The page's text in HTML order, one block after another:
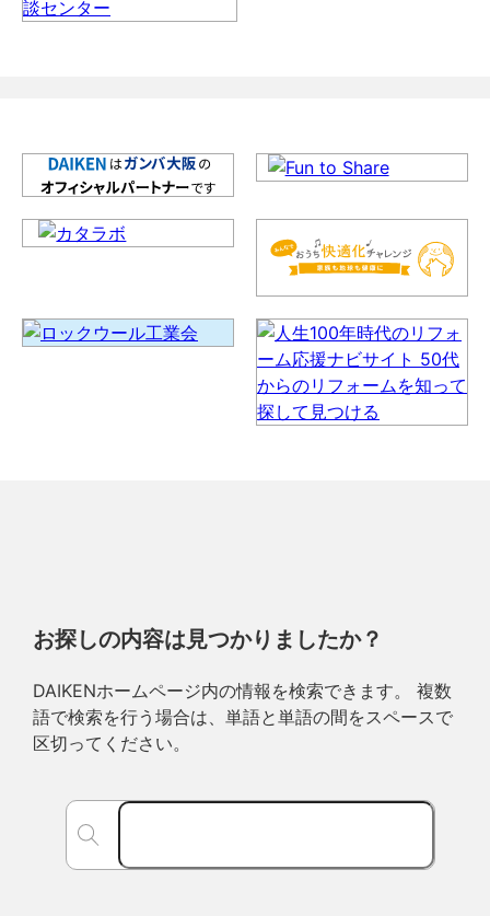
お探しの内容は見つかりましたか？
DAIKENホームページ内の情報を検索できます。 複数
語で検索を行う場合は、単語と単語の間をスペースで
区切ってください。